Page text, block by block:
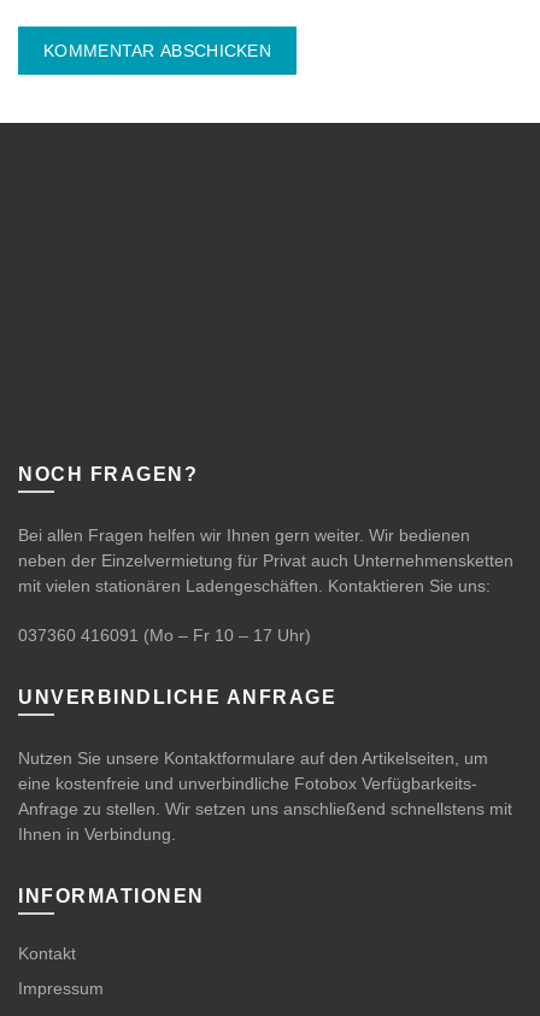
NOCH FRAGEN?
Bei allen Fragen helfen wir Ihnen gern weiter. Wir bedienen
neben der Einzelvermietung für Privat auch Unternehmensketten
mit vielen stationären Ladengeschäften. Kontaktieren Sie uns:
037360 416091 (Mo – Fr 10 – 17 Uhr)
UNVERBINDLICHE ANFRAGE
Nutzen Sie unsere Kontaktformulare auf den Artikelseiten, um
eine kostenfreie und unverbindliche Fotobox Verfügbarkeits-
Anfrage zu stellen. Wir setzen uns anschließend schnellstens mit
Ihnen in Verbindung.
INFORMATIONEN
Kontakt
Impressum